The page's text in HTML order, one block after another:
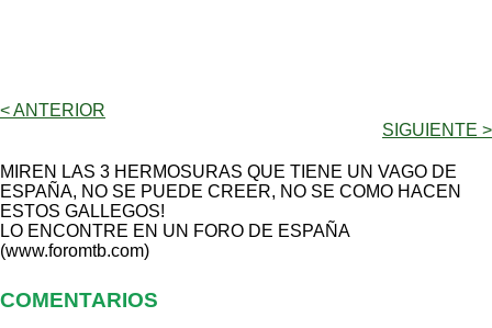
< ANTERIOR
SIGUIENTE >
MIREN LAS 3 HERMOSURAS QUE TIENE UN VAGO DE
ESPAÑA, NO SE PUEDE CREER, NO SE COMO HACEN
ESTOS GALLEGOS!
LO ENCONTRE EN UN FORO DE ESPAÑA
(www.foromtb.com)
COMENTARIOS